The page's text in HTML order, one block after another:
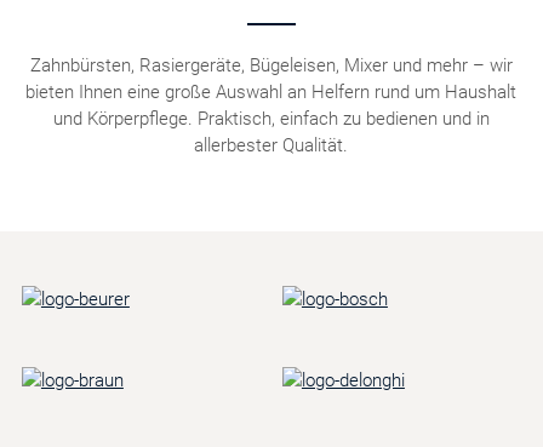
Zahnbürsten, Rasiergeräte, Bügeleisen, Mixer und mehr – wir
bieten Ihnen eine große Auswahl an Helfern rund um Haushalt
und Körperpflege. Praktisch, einfach zu bedienen und in
allerbester Qualität.